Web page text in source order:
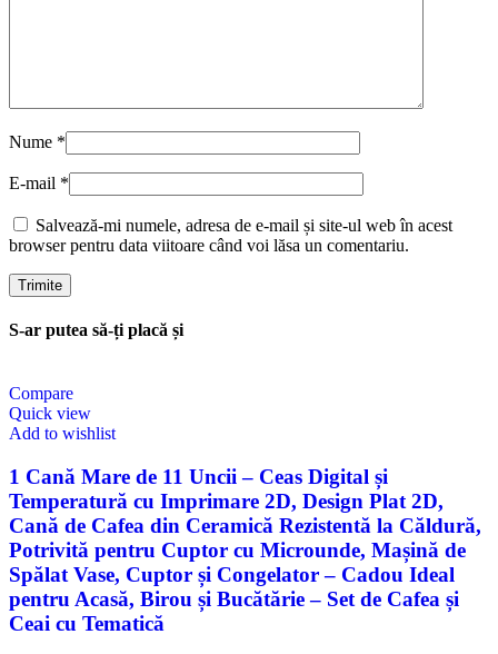
Nume *
E-mail *
Salvează-mi numele, adresa de e-mail și site-ul web în acest
browser pentru data viitoare când voi lăsa un comentariu.
S-ar putea să-ți placă și
Compare
Quick view
Add to wishlist
1 Cană Mare de 11 Uncii – Ceas Digital și
Temperatură cu Imprimare 2D, Design Plat 2D,
Cană de Cafea din Ceramică Rezistentă la Căldură,
Potrivită pentru Cuptor cu Microunde, Mașină de
Spălat Vase, Cuptor și Congelator – Cadou Ideal
pentru Acasă, Birou și Bucătărie – Set de Cafea și
Ceai cu Tematică